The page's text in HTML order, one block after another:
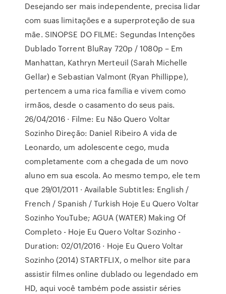
Desejando ser mais independente, precisa lidar
com suas limitações e a superproteção de sua
mãe. SINOPSE DO FILME: Segundas Intenções
Dublado Torrent BluRay 720p / 1080p – Em
Manhattan, Kathryn Merteuil (Sarah Michelle
Gellar) e Sebastian Valmont (Ryan Phillippe),
pertencem a uma rica família e vivem como
irmãos, desde o casamento do seus pais.
26/04/2016 · Filme: Eu Não Quero Voltar
Sozinho Direção: Daniel Ribeiro A vida de
Leonardo, um adolescente cego, muda
completamente com a chegada de um novo
aluno em sua escola. Ao mesmo tempo, ele tem
que 29/01/2011 · Available Subtitles: English /
French / Spanish / Turkish Hoje Eu Quero Voltar
Sozinho YouTube; AGUA (WATER) Making Of
Completo - Hoje Eu Quero Voltar Sozinho -
Duration: 02/01/2016 · Hoje Eu Quero Voltar
Sozinho (2014) STARTFLIX, o melhor site para
assistir filmes online dublado ou legendado em
HD, aqui você também pode assistir séries